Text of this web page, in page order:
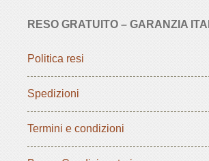
RESO GRATUITO – GARANZIA
Politica resi
Spedizioni
Termini e condizioni